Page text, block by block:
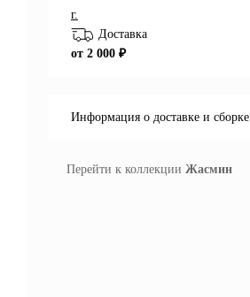
г.
Доставка
от 2 000 ₽
Информация о доставке и сборке
Перейти к коллекции Жасмин